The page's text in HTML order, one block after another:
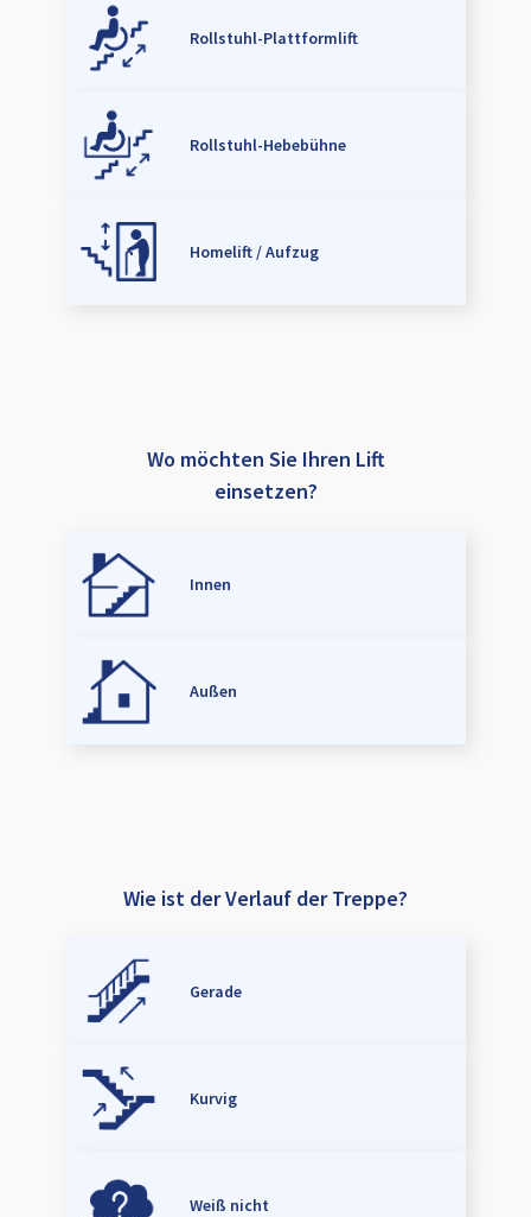
Rollstuhl-Plattformlift
Rollstuhl-Hebebühne
Homelift / Aufzug
Wo möchten Sie Ihren Lift
einsetzen?
Innen
Außen
Wie ist der Verlauf der Treppe?
Gerade
Kurvig
Weiß nicht